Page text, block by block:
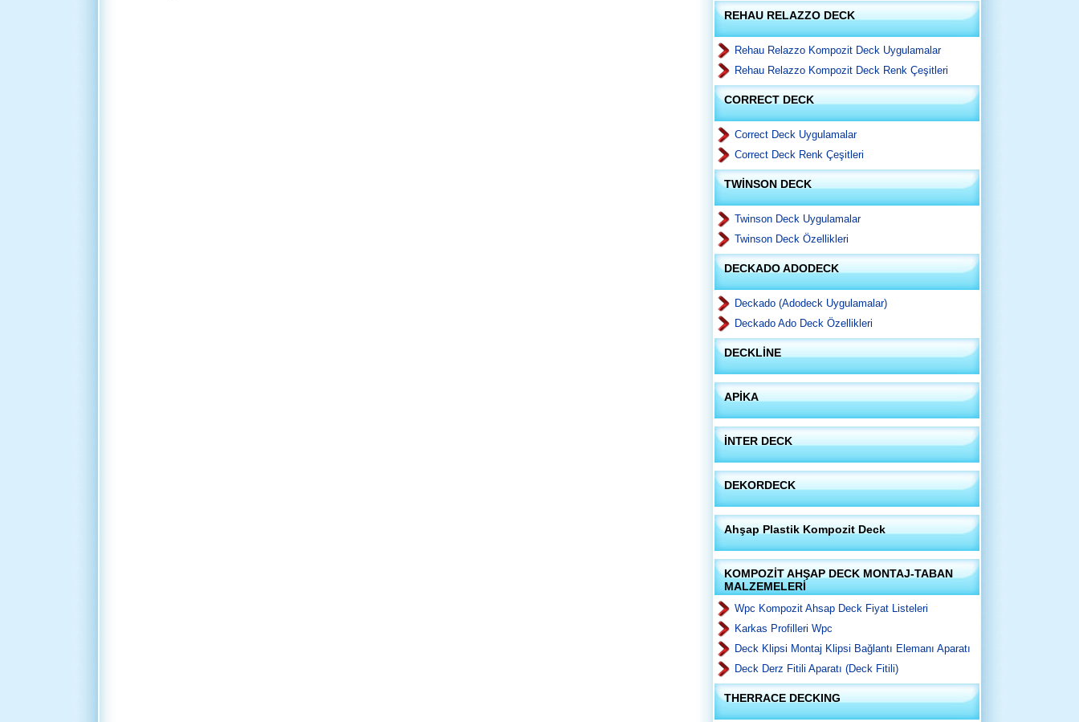
REHAU RELAZZO DECK
Rehau Relazzo Kompozit Deck Uygulamalar
Rehau Relazzo Kompozit Deck Renk Çeşitleri
CORRECT DECK
Correct Deck Uygulamalar
Correct Deck Renk Çeşitleri
TWİNSON DECK
Twinson Deck Uygulamalar
Twinson Deck Özellikleri
DECKADO ADODECK
Deckado (Adodeck Uygulamalar)
Deckado Ado Deck Özellikleri
DECKLİNE
APİKA
İNTER DECK
DEKORDECK
Ahşap Plastik Kompozit Deck
KOMPOZİT AHŞAP DECK MONTAJ-TABAN
MALZEMELERİ
Wpc Kompozit Ahsap Deck Fiyat Listeleri
Karkas Profilleri Wpc
Deck Klipsi Montaj Klipsi Bağlantı Elemanı Aparatı
Deck Derz Fitili Aparatı (Deck Fitili)
THERRACE DECKING